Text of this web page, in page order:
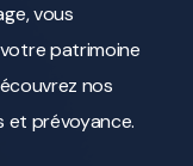
vous
patrimoine
nos
et prévoyance.